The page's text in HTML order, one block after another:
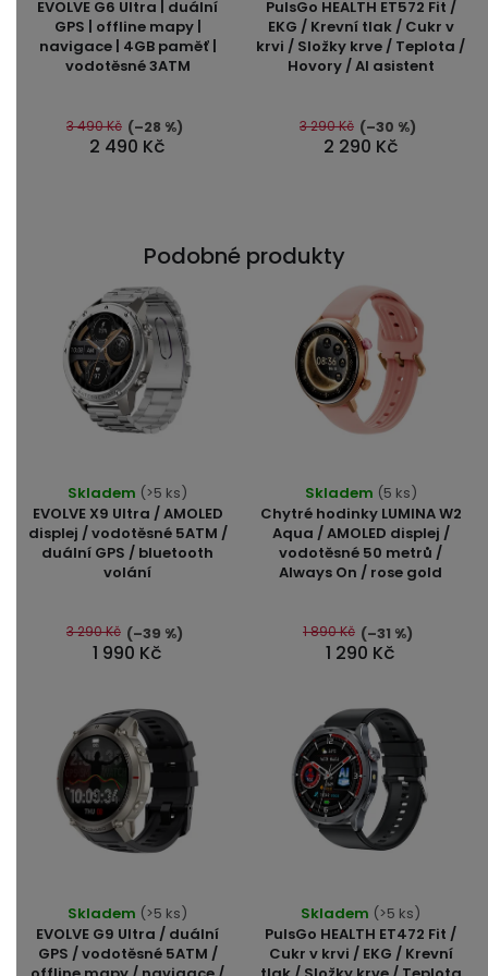
EVOLVE G6 Ultra | duální
GPS | offline mapy |
navigace | 4GB paměť |
vodotěsné 3ATM
produktu
je
5,0
5
hvězdiček.
2 490 Kč
3 490 Kč (–28 %)
PulsGo HEALTH ET572 Fit /
EKG / Krevní tlak / Cukr v
krvi / Složky krve / Teplota /
Hovory / AI asistent
produktu
je
4,5
5
hvězdiček.
2 290 Kč
3 290 Kč (–30 %)
Podobné produkty
EVOLVE X9 Ultra / AMOLED
displej / vodotěsné 5ATM /
duální GPS / bluetooth
volání
Skladem (>5 ks)
1 990 Kč
3 290 Kč (–39 %)
Chytré hodinky LUMINA W2
Aqua / AMOLED displej /
vodotěsné 50 metrů /
Always On / rose gold
hodnocení
produktu
je
4,7
5
hvězdiček.
Skladem (5 ks)
1 290 Kč
1 890 Kč (–31 %)
EVOLVE G9 Ultra / duální
GPS / vodotěsné 5ATM /
Skladem (>5 ks)
PulsGo HEALTH ET472 Fit /
Cukr v krvi / EKG / Krevní
hodnocení
produktu
Skladem (>5 ks)